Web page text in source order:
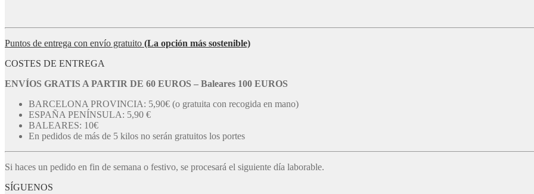
Puntos de entrega con envío gratuito (La opción más sostenible)
COSTES DE ENTREGA
ENVÍOS GRATIS A PARTIR DE 60 EUROS – Baleares 100 EUROS
BARCELONA PROVINCIA: 5,90€ (o gratuita con recogida en mano)
ESPAÑA PENÍNSULA: 5,90 €
BALEARES: 10€
En pedidos de más de 5 kilos no serán gratuitos los portes
Si haces un pedido en fin de semana o festivo, se procesará el siguiente día laborable.
SÍGUENOS